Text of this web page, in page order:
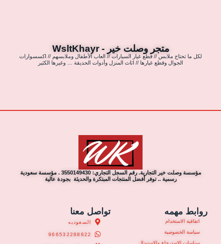
متجر وصلت خير - WsltKhayr
لكل ما تحتاج ملابس // قطع غيار السيارات // العاب الأطفال وملابسهم // اكسسوارات
الجوال وقطع غيارها // اثاث المنزل وأدوات الحديقة … وغيرها الكثير
مؤسسة وصلت خير التجارية. رقم السجل التجاري: 3550149430 . مؤسسة سعودية
رسمية .. توفر أفضل المنتجات المبتكرة والحديثة بجودة عالية
روابط مهمه
اتفاقية الاستخدام
سياسة الخصوصية
سياسات الاسترجاع والاستبدال
تواصل معنا
السعوديه
966532288822